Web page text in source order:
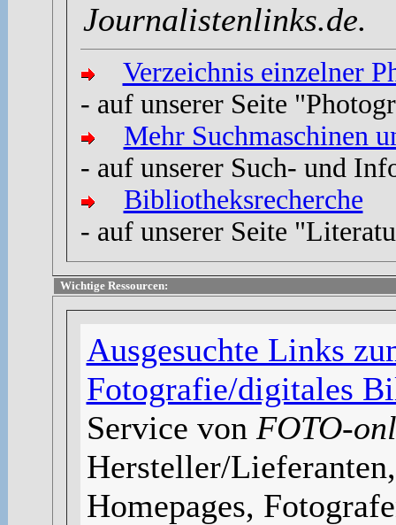
Journalistenlinks.de.
Verzeichnis einzelner
- auf unserer Seite
Mehr Suchmaschinen
- auf unserer Such- und
Bibliotheksrecherche
- auf unserer Seite
Wichtige Ressourcen:
Ausgesuchte Links
Fotografie/digitales
Service von FOTO-
Hersteller/
Homepages,